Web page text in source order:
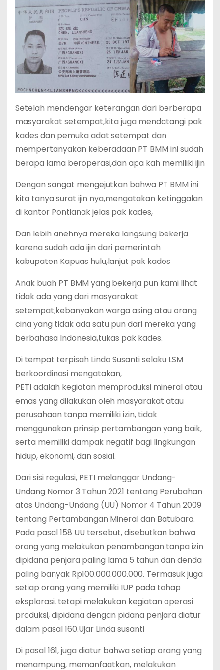
Setelah mendengar keterangan dari berberapa
masyarakat setempat,kita juga mendatangi pak
kades dan pemuka adat setempat dan
mempertanyakan keberadaan PT BMM ini sudah
berapa lama beroperasi,dan apa kah memiliki ijin
Dengan sangat mengejutkan bahwa PT BMM ini
kita tanya surat ijin nya,mengatakan ketinggalan
di kantor Pontianak jelas pak kades,
Dan lebih anehnya mereka langsung bekerja
karena sudah ada ijin dari pemerintah
kabupaten Kapuas hulu,lanjut pak kades
Anak buah PT BMM yang bekerja pun kami lihat
tidak ada yang dari masyarakat
setempat,kebanyakan warga asing atau orang
cina yang tidak ada satu pun dari mereka yang
berbahasa Indonesia,tukas pak kades.
Di tempat terpisah Linda Susanti selaku LSM
berkoordinasi mengatakan,
PETI adalah kegiatan memproduksi mineral atau
emas yang dilakukan oleh masyarakat atau
perusahaan tanpa memiliki izin, tidak
menggunakan prinsip pertambangan yang baik,
serta memiliki dampak negatif bagi lingkungan
hidup, ekonomi, dan sosial.
Dari sisi regulasi, PETI melanggar Undang-
Undang Nomor 3 Tahun 2021 tentang Perubahan
atas Undang-Undang (UU) Nomor 4 Tahun 2009
tentang Pertambangan Mineral dan Batubara.
Pada pasal 158 UU tersebut, disebutkan bahwa
orang yang melakukan penambangan tanpa izin
dipidana penjara paling lama 5 tahun dan denda
paling banyak Rp100.000.000.000. Termasuk juga
setiap orang yang memiliki IUP pada tahap
eksplorasi, tetapi melakukan kegiatan operasi
produksi, dipidana dengan pidana penjara diatur
dalam pasal 160.Ujar Linda susanti
Di pasal 161, juga diatur bahwa setiap orang yang
menampung, memanfaatkan, melakukan